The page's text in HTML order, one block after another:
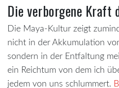
Die verborgene Kraft
Die Maya-Kultur zeigt
nicht in der Akkumulation
sondern in der Entfaltung
ein Reichtum von dem ich
jedem von uns schlummert.